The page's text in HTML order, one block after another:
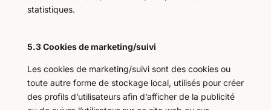
statistiques.
5.3 Cookies de marketing/suivi
Les cookies de marketing/suivi sont des cookies ou
toute autre forme de stockage local, utilisés pour créer
des profils d’utilisateurs afin d’afficher de la publicité